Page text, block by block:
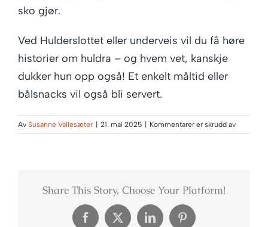
sko gjør.
Ved Hulderslottet eller underveis vil du få høre
historier om huldra – og hvem vet, kanskje
dukker hun opp også! Et enkelt måltid eller
bålsnacks vil også bli servert.
Av Susanne Vallesæter 21. mai 2025 Kommentarer er skrudd avfor
Trugetur
Share This Story, Choose Your Platform!
Facebook
X LinkedInPinterest